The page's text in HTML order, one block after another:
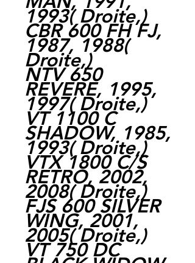
1993(Droite,)
CBR 600 FH FJ,
1987, 1988(
Droite,)
NTV 650
REVERE, 1995,
1997(Droite,)
VT 1100 C
SHADOW, 1985,
1993(Droite,)
VTX 1800 C/S
RETRO, 2002,
2008(Droite,)
FJS 600 SILVER
WING, 2001,
2005(Droite,)
VT 750 DC